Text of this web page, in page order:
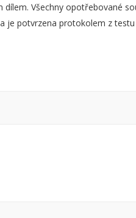
Všechny opotřebované
potvrzena protokolem z testu